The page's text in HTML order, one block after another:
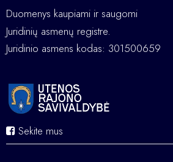
Duomenys kaupiami ir saugomi
Juridinių asmenų registre.
Juridinio asmens kodas: 301500659
Sekite mus